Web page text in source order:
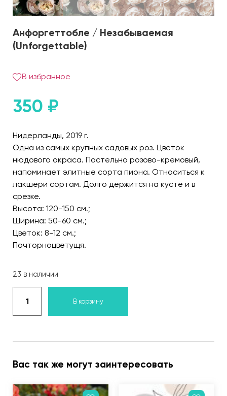
Анфоргеттобле / Незабываемая
(Unforgettable)
В избранное
350 ₽
Нидерланды, 2019 г.
Одна из самых крупных садовых роз. Цветок
нюдового окраса. Пастельно розово-кремовый,
напоминает элитные сорта пиона. Относиться к
лакшери сортам. Долго держится на кусте и в
срезке.
Высота: 120-150 см.;
Ширина: 50-60 см.;
Цветок: 8-12 см.;
Почторноцветущя.
23 в наличии
В корзину
Вас так же могут заинтересовать